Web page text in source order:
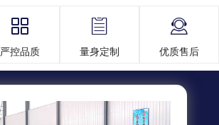

严控品质

量身定制

优质售后